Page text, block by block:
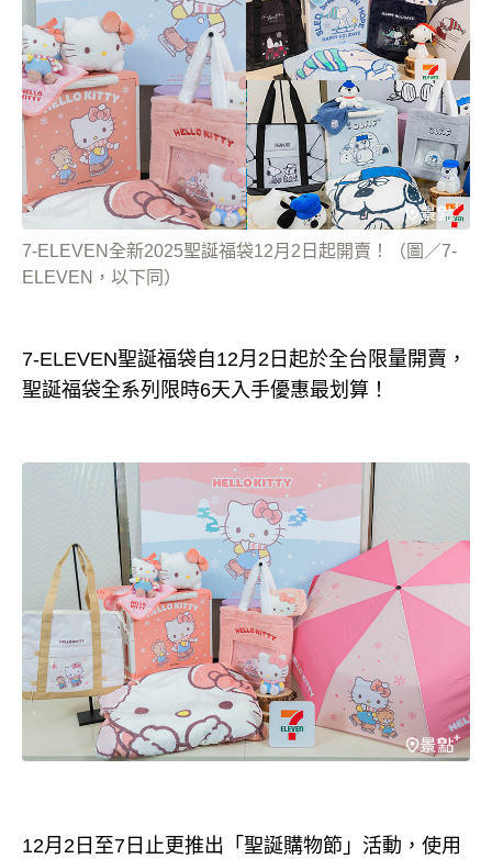
7-ELEVEN全新2025聖誕福袋12月2日起開賣！（圖／7-
ELEVEN，以下同）
7-ELEVEN聖誕福袋自12月2日起於全台限量開賣，
聖誕福袋全系列限時6天入手優惠最划算！
12月2日至7日止更推出「聖誕購物節」活動，使用